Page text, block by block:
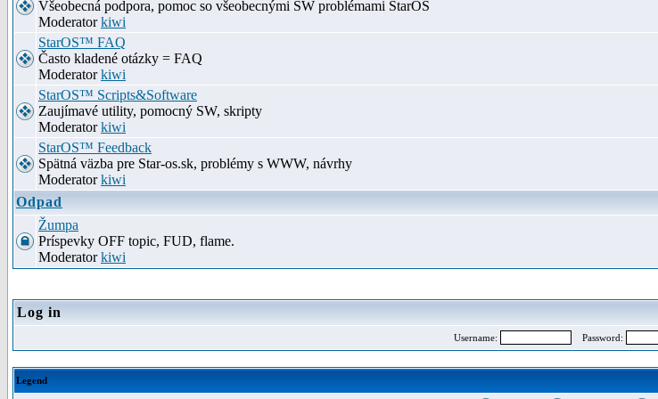
Všeobecná podpora, pomoc so všeobecnými SW problémami StarOS
Moderatorkiwi
StarOS™ FAQ
Často kladené otázky = FAQ
Moderatorkiwi
StarOS™ Scripts&Software
Zaujímavé utility, pomocný SW, skripty
Moderatorkiwi
StarOS™ Feedback
Spätná väzba pre Star-os.sk, problémy s WWW, návrhy
Moderatorkiwi
Odpad
Žumpa
Príspevky OFF topic, FUD, flame.
Moderatorkiwi
Log in
Username: Password:
Legend